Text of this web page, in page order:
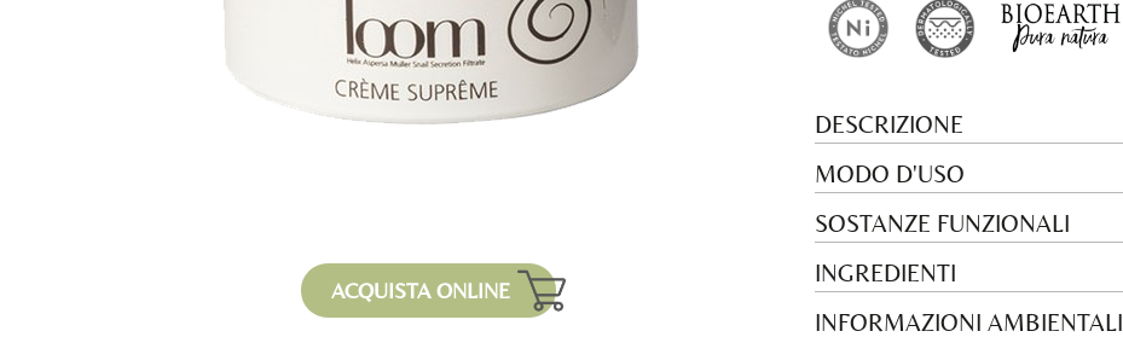
ACQUISTA ONLINE
DESCRIZIONE
MODO D'USO
SOSTANZE FUNZIONALI
INGREDIENTI
INFORMAZIONI AMBIENTALI